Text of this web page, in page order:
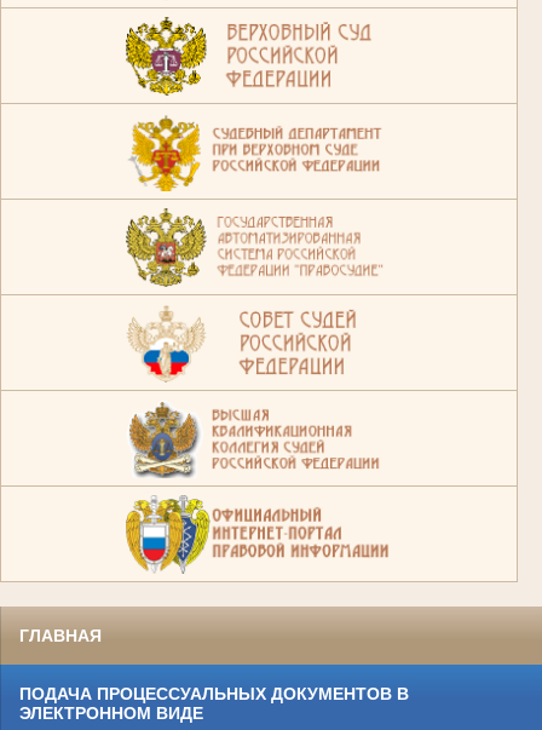
ГЛАВНАЯ
ПОДАЧА ПРОЦЕССУАЛЬНЫХ ДОКУМЕНТОВ В
ЭЛЕКТРОННОМ ВИДЕ